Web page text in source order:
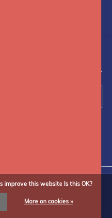
Fotoflits
improve this website Is this OK?
More on cookies »